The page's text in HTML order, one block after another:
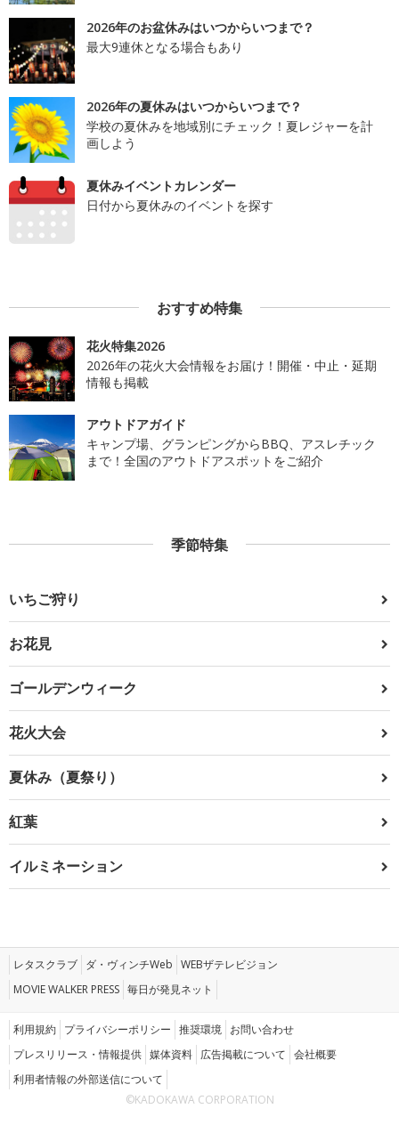
2026年のお盆休みはいつからいつまで？
最大9連休となる場合もあり
2026年の夏休みはいつからいつまで？
学校の夏休みを地域別にチェック！夏レジャーを計
画しよう
夏休みイベントカレンダー
日付から夏休みのイベントを探す
おすすめ特集
花火特集2026
2026年の花火大会情報をお届け！開催・中止・延期
情報も掲載
アウトドアガイド
キャンプ場、グランピングからBBQ、アスレチック
まで！全国のアウトドアスポットをご紹介
季節特集
いちご狩り
お花見
ゴールデンウィーク
花火大会
夏休み（夏祭り）
紅葉
イルミネーション
レタスクラブ ダ・ヴィンチWeb WEBザテレビジョン
MOVIE WALKER PRESS 毎日が発見ネット
利用規約 プライバシーポリシー 推奨環境 お問い合わせ
プレスリリース・情報提供 媒体資料 広告掲載について 会社概要
利用者情報の外部送信について
©KADOKAWA CORPORATION